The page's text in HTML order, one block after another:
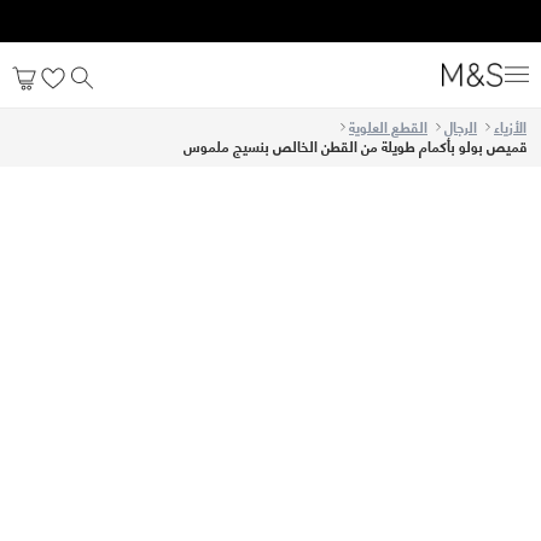
الأزياء الرجال القطع العلوية
قميص بولو بأكمام طويلة من القطن الخالص بنسيج ملموس